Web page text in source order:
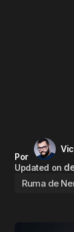
Por
Updated on
Ruma de